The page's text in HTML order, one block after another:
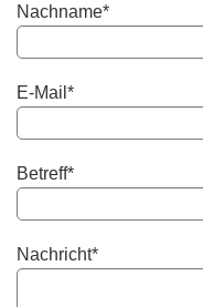
Nachname*
E-Mail*
Betreff*
Nachricht*